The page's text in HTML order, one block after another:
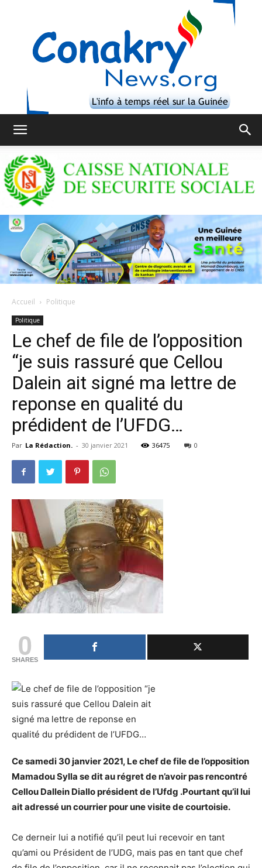
Accueil Politique
Politique
Le chef de file de l’opposition
“je suis rassuré que Cellou
Dalein ait signé ma lettre de
reponse en qualité du
prédident de l’UFDG…
Par La Rédaction. - 30 janvier 2021 36475 0
0
SHARES
Ce samedi 30 janvier 2021, Le chef de file de l’opposition
Mamadou Sylla se dit au régret de n’avoir pas rencontré
Cellou Dallein Diallo président de l’Ufdg .Pourtant qu’il lui
ait adressé un courrier pour une visite de courtoisie.
Ce derneir lui a notifié qu’il peut lui recevoir en tant
qu’ami ou Président de l’UDG, mais pas en tant que chef